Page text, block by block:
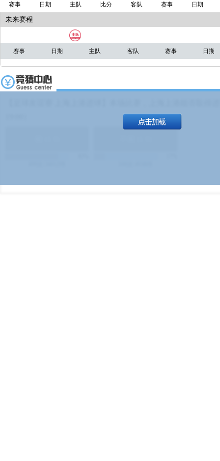
赛事 日期 主队 比分 客队 赛事 日期
未来赛程
赛事 日期 主队 客队 赛事 日期